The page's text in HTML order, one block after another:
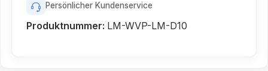
Persönlicher Kundenservice
Produktnummer: LM-WVP-LM-D10